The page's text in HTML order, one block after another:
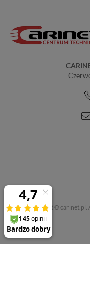
Copyright © carinet.pl.